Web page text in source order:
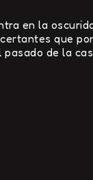
en la
que
de la